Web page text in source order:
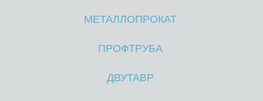
МЕТАЛЛОПРОКАТ
ПРОФТРУБА
ДВУТАВР